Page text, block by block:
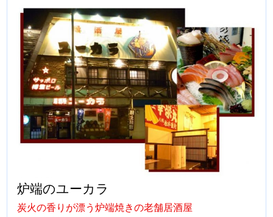
炉端のユーカラ
炭火の香りが漂う炉端焼きの老舗居酒屋